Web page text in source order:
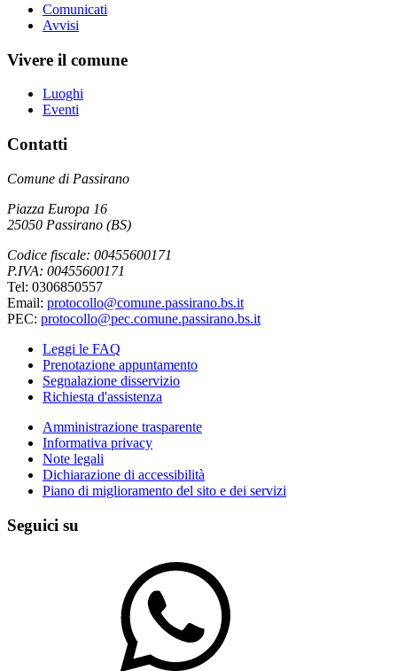
Comunicati
Avvisi
Vivere il comune
Luoghi
Eventi
Contatti
Comune di Passirano
Piazza Europa 16
25050 Passirano (BS)
Codice fiscale: 00455600171
P.IVA: 00455600171
Tel: 0306850557
Email: protocollo@comune.passirano.bs.it
PEC: protocollo@pec.comune.passirano.bs.it
Leggi le FAQ
Prenotazione appuntamento
Segnalazione disservizio
Richiesta d'assistenza
Amministrazione trasparente
Informativa privacy
Note legali
Dichiarazione di accessibilità
Piano di miglioramento del sito e dei servizi
Seguici su